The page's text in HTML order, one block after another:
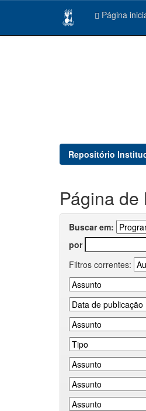
Página
Repositório
Página de
Buscar em:
por
Filtros correntes: